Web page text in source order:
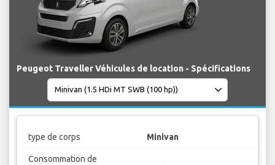
Peugeot Traveller Véhicules de location - Spécifications
type de corps Minivan
Consommation de